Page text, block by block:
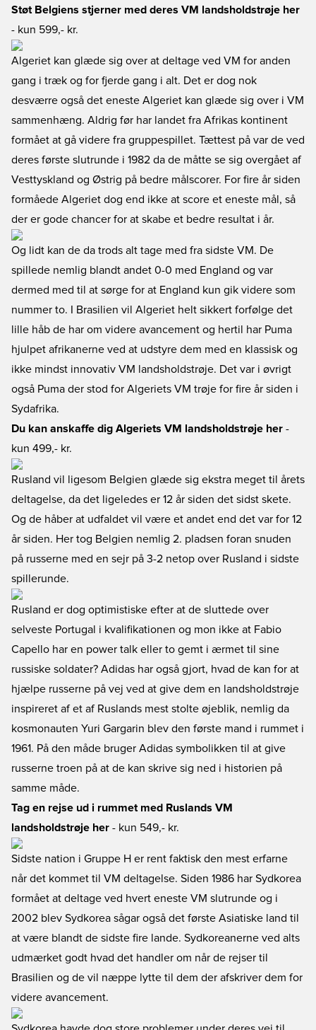
Støt Belgiens stjerner med deres VM landsholdstrøje her
- kun 599,- kr.
Algeriet kan glæde sig over at deltage ved VM for anden
gang i træk og for fjerde gang i alt. Det er dog nok
desværre også det eneste Algeriet kan glæde sig over i VM
sammenhæng. Aldrig før har landet fra Afrikas kontinent
formået at gå videre fra gruppespillet. Tættest på var de ved
deres første slutrunde i 1982 da de måtte se sig overgået af
Vesttyskland og Østrig på bedre målscorer. For fire år siden
formåede Algeriet dog end ikke at score et eneste mål, så
der er gode chancer for at skabe et bedre resultat i år.
Og lidt kan de da trods alt tage med fra sidste VM. De
spillede nemlig blandt andet 0-0 med England og var
dermed med til at sørge for at England kun gik videre som
nummer to. I Brasilien vil Algeriet helt sikkert forfølge det
lille håb de har om videre avancement og hertil har Puma
hjulpet afrikanerne ved at udstyre dem med en klassisk og
ikke mindst innovativ VM landsholdstrøje. Det var i øvrigt
også Puma der stod for Algeriets VM trøje for fire år siden i
Sydafrika.
Du kan anskaffe dig Algeriets VM landsholdstrøje her -
kun 499,- kr.
Rusland vil ligesom Belgien glæde sig ekstra meget til årets
deltagelse, da det ligeledes er 12 år siden det sidst skete.
Og de håber at udfaldet vil være et andet end det var for 12
år siden. Her tog Belgien nemlig 2. pladsen foran snuden
på russerne med en sejr på 3-2 netop over Rusland i sidste
spillerunde.
Rusland er dog optimistiske efter at de sluttede over
selveste Portugal i kvalifikationen og mon ikke at Fabio
Capello har en power talk eller to gemt i ærmet til sine
russiske soldater? Adidas har også gjort, hvad de kan for at
hjælpe russerne på vej ved at give dem en landsholdstrøje
inspireret af et af Ruslands mest stolte øjeblik, nemlig da
kosmonauten Yuri Gargarin blev den første mand i rummet i
1961. På den måde bruger Adidas symbolikken til at give
russerne troen på at de kan skrive sig ned i historien på
samme måde.
Tag en rejse ud i rummet med Ruslands VM
landsholdstrøje her - kun 549,- kr.
Sidste nation i Gruppe H er rent faktisk den mest erfarne
når det kommet til VM deltagelse. Siden 1986 har Sydkorea
formået at deltage ved hvert eneste VM slutrunde og i
2002 blev Sydkorea sågar også det første Asiatiske land til
at være blandt de sidste fire lande. Sydkoreanerne ved alts
udmærket godt hvad det handler om når de rejser til
Brasilien og de vil næppe lytte til dem der afskriver dem for
videre avancement.